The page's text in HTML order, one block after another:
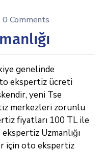
0 Comments
genelinde
ekspertiz ücreti
yeni Tse
merkezleri zorunlu
fiyatları 100 TL ile
Uzmanlığı
için oto ekspertiz